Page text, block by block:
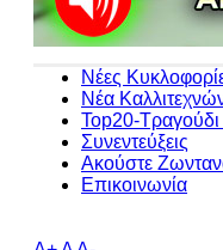
Νέες
Νέα
Top20-
Συνεντεύξεις
Ακούστε
Επικοινωνία